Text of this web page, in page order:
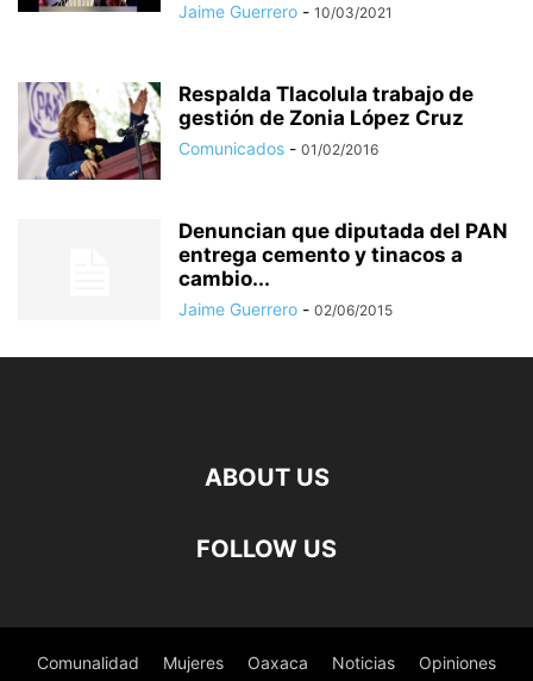
Jaime Guerrero - 10/03/2021
Respalda Tlacolula trabajo de
gestión de Zonia López Cruz
Comunicados - 01/02/2016
Denuncian que diputada del PAN
entrega cemento y tinacos a
cambio...
Jaime Guerrero - 02/06/2015
ABOUT US
FOLLOW US
Comunalidad Mujeres Oaxaca Noticias Opiniones